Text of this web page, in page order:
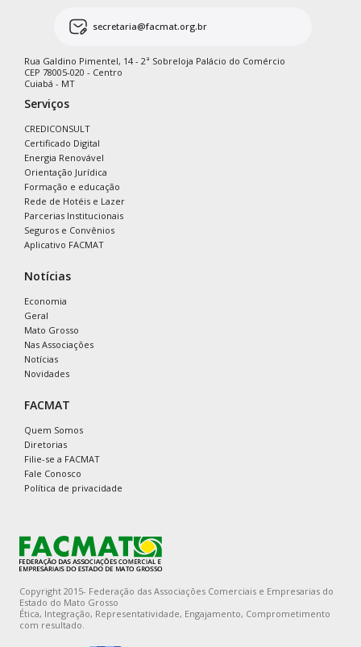
secretaria@facmat.org.br
Rua Galdino Pimentel, 14 - 2ª Sobreloja Palácio do Comércio
CEP 78005-020 - Centro
Cuiabá - MT
Serviços
CREDICONSULT
Certificado Digital
Energia Renovável
Orientação Jurídica
Formação e educação
Rede de Hotéis e Lazer
Parcerias Institucionais
Seguros e Convênios
Aplicativo FACMAT
Notícias
Economia
Geral
Mato Grosso
Nas Associações
Notícias
Novidades
FACMAT
Quem Somos
Diretorias
Filie-se a FACMAT
Fale Conosco
Política de privacidade
Copyright 2015- Federação das Associações Comerciais e Empresarias do
Estado do Mato Grosso
Ética, Integração, Representatividade, Engajamento, Comprometimento
com resultado.